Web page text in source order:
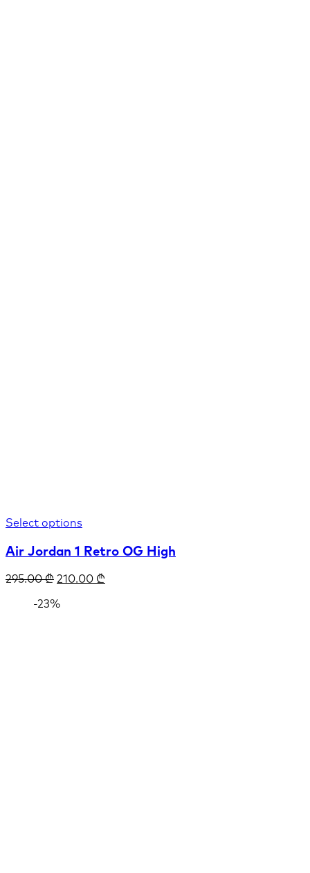
Select options
Air Jordan 1 Retro OG High
295.00₾ 210.00 ₾
-23%